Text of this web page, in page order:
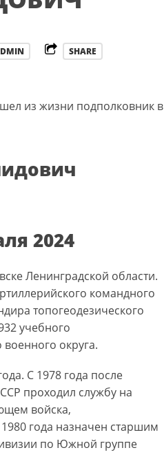
SHARE
из жизни подполковник в
2024
Ленинградской области.
командного
топогеодезического
учебного
округа.
С 1978 года после
проходил службу на
войска,
года назначен старшим
по Южной группе